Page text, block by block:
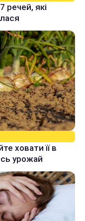
речей, які
ховати її в
урожай